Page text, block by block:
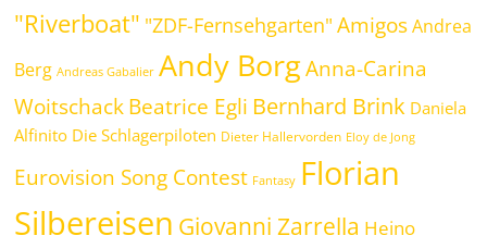
"Riverboat" "ZDF-Fernsehgarten" Amigos Andrea
Berg Andreas Gabalier Andy Borg Anna-Carina
WoitschackBeatrice Egli Bernhard Brink Daniela
Alfinito Die Schlagerpiloten Dieter Hallervorden Eloy de Jong
Eurovision Song Contest Fantasy Florian
Silbereisen Giovanni Zarrella Heino